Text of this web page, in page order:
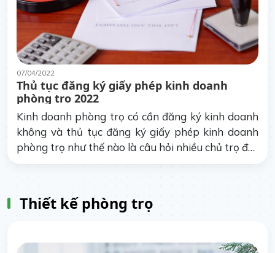
07/04/2022
Thủ tục đăng ký giấy phép kinh doanh
phòng trọ 2022
Kinh doanh phòng trọ có cần đăng ký kinh doanh
không và thủ tục đăng ký giấy phép kinh doanh
phòng trọ như thế nào là câu hỏi nhiều chủ trọ đặt
Thiết kế phòng trọ